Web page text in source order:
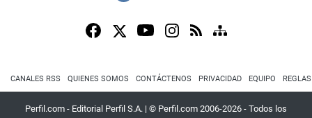
CANALES RSS QUIENES SOMOS CONTÁCTENOS PRIVACIDAD EQUIPO
Perfil.com - Editorial Perfil S.A. | © Perfil.com 2006-2026 - Todos los